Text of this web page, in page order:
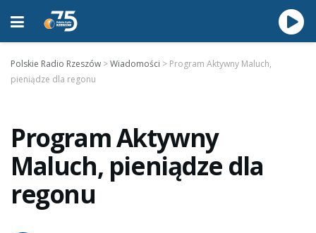
Polskie Radio Rzeszów >Wiadomości > Program Aktywny Maluch,
pieniądze dla regonu
Program Aktywny
Maluch, pieniądze dla
regonu